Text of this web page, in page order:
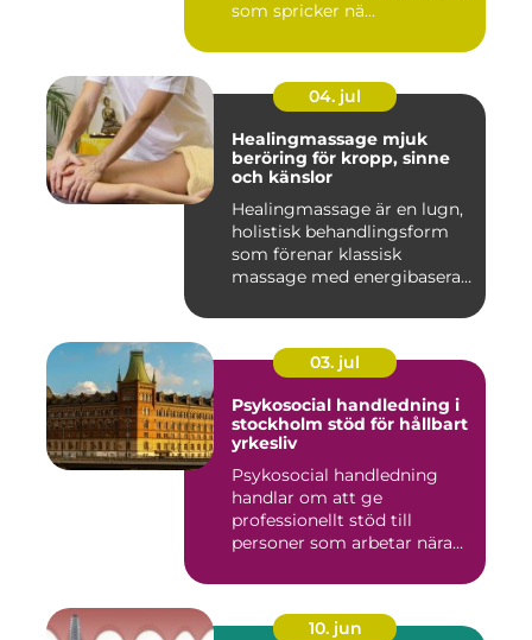
som spricker nä...
04. jul
Healingmassage mjuk
beröring för kropp, sinne
och känslor
Healingmassage är en lugn,
holistisk behandlingsform
som förenar klassisk
massage med energibaserad
03. jul
Psykosocial handledning i
stockholm stöd för hållbart
yrkesliv
Psykosocial handledning
handlar om att ge
professionellt stöd till
personer som arbetar nära
10. jun